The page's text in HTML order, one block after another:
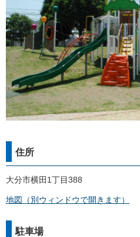
住所
大分市横田1丁目388
地図（別ウィンドウで開きます）
駐車場